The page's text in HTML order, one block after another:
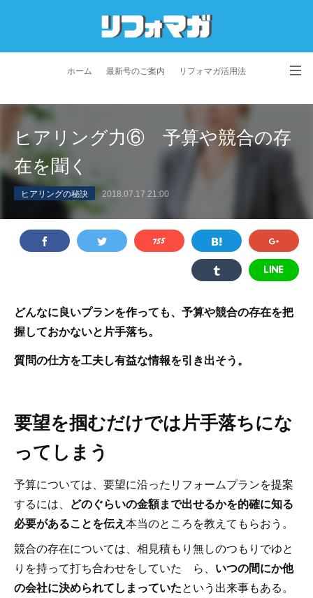
ホーム 最新号のご案内 リフォマガ活用法
プライバシーポリシー 利用規約 会社概要
ヒアリング力⑥ 予算や競合の存
在を聞く
ヒアリングの秘訣 2018.07.17 21:00
どんなに良いプランを作っても、予算や競合の存在を把
握しておかないと片手落ち。
質問の仕方を工夫し有益な情報を引き出そう。
要望を掴むだけでは片手落ちにな
ってしまう
予算については、要望に沿ったリフォームプランを提案
するには、 どのぐらいの金額まで出せるかを的確に知る
必要があることを伝え本当のところを教えてもらおう。
競合の存在については、相見積もり無しのつもりでゆと
りを持って打ち合わせをしていた ら、 いつの間にか他
の会社に決められてしまっていたという出来事もある。